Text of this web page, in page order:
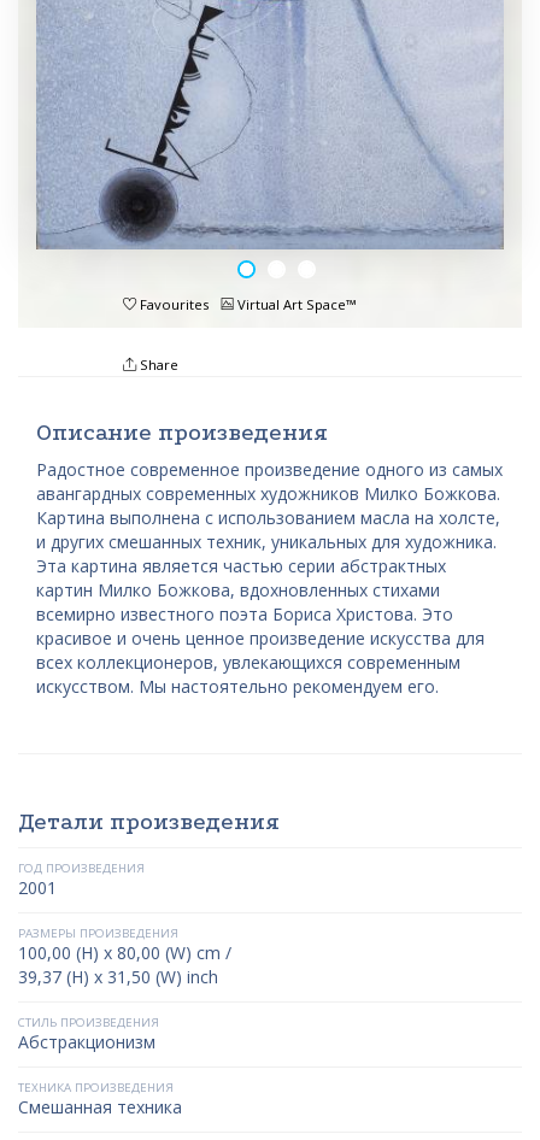
Favourites Virtual Art Space™
Share
Описание произведения
Радостное современное произведение одного из самых
авангардных современных художников Милко Божкова.
Картина выполнена с использованием масла на холсте,
и других смешанных техник, уникальных для художника.
Эта картина является частью серии абстрактных
картин Милко Божкова, вдохновленных стихами
всемирно известного поэта Бориса Христова. Это
красивое и очень ценное произведение искусства для
всех коллекционеров, увлекающихся современным
искусством. Мы настоятельно рекомендуем его.
Детали произведения
ГОД ПРОИЗВЕДЕНИЯ
2001
РАЗМЕРЫ ПРОИЗВЕДЕНИЯ
100,00 (H) x 80,00 (W) cm /
39,37 (H) x 31,50 (W) inch
СТИЛЬ ПРОИЗВЕДЕНИЯ
Абстракционизм
ТЕХНИКА ПРОИЗВЕДЕНИЯ
Смешанная техника